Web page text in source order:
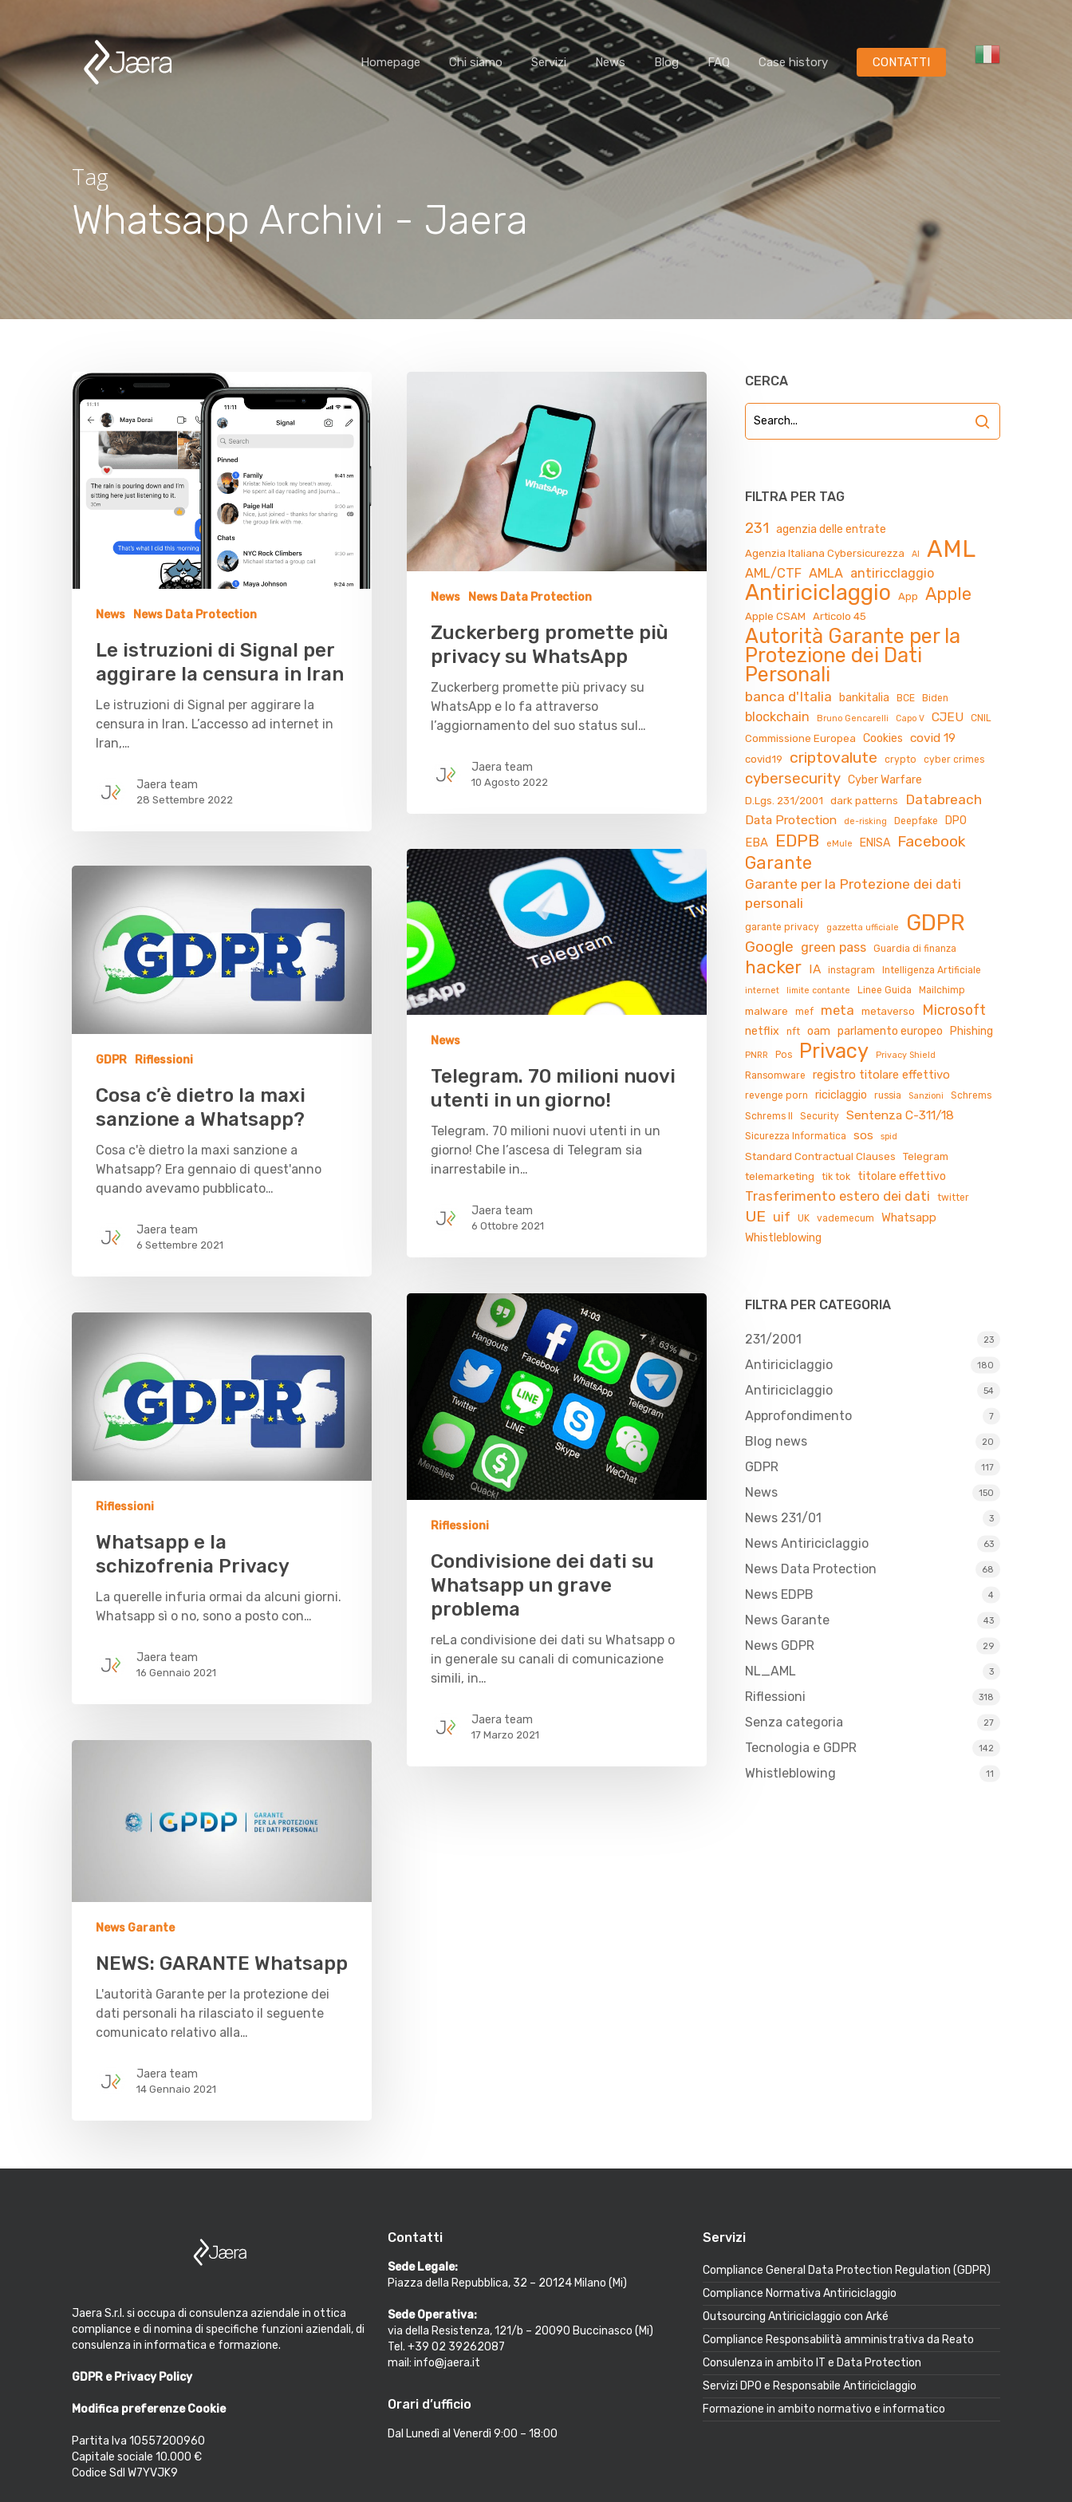
Homepage Chi siamo Servizi News Blog FAQ Case history CONTATTI
Tag
Whatsapp Archivi - Jaera
News News Data Protection
Le istruzioni di Signal per
aggirare la censura in Iran
Le istruzioni di Signal per aggirare la
censura in Iran. L’accesso ad internet in
Iran,…
Jaera team
28 Settembre 2022
News News Data Protection
Zuckerberg promette più
privacy su WhatsApp
Zuckerberg promette più privacy su
WhatsApp e lo fa attraverso
l’aggiornamento del suo status sul…
Jaera team
10 Agosto 2022
News
Telegram. 70 milioni nuovi
utenti in un giorno!
Telegram. 70 milioni nuovi utenti in un
giorno! Che l’ascesa di Telegram sia
inarrestabile in…
Jaera team
6 Ottobre 2021
GDPR Riflessioni
Cosa c’è dietro la maxi
sanzione a Whatsapp?
Cosa c'è dietro la maxi sanzione a
Whatsapp? Era gennaio di quest'anno
quando avevamo pubblicato…
Jaera team
6 Settembre 2021
Riflessioni
Condivisione dei dati su
Whatsapp un grave
problema
reLa condivisione dei dati su Whatsapp o
in generale su canali di comunicazione
simili, in…
Jaera team
17 Marzo 2021
Riflessioni
Whatsapp e la
schizofrenia Privacy
La querelle infuria ormai da alcuni giorni.
Whatsapp sì o no, sono a posto con…
Jaera team
16 Gennaio 2021
News Garante
NEWS: GARANTE Whatsapp
L'autorità Garante per la protezione dei
dati personali ha rilasciato il seguente
comunicato relativo alla…
Jaera team
14 Gennaio 2021
CERCA
FILTRA PER TAG
231 agenzia delle entrate
Agenzia Italiana Cybersicurezza AI AML
AML/CTF AMLA antiricclaggio
Antiriciclaggio App Apple
Apple CSAM Articolo 45
Autorità Garante per la
Protezione dei Dati
Personali
banca d'Italia bankitalia BCE Biden
blockchain Bruno Gencarelli Capo V CJEU CNIL
Commissione Europea Cookies covid 19
covid19 criptovalute crypto cyber crimes
cybersecurity Cyber Warfare
D.Lgs. 231/2001 dark patterns Databreach
Data Protection de-risking Deepfake DPO
EBA EDPB eMule ENISA Facebook
Garante
Garante per la Protezione dei dati
personali
garante privacy gazzetta ufficiale GDPR
Google green pass Guardia di finanza
hacker IA instagram Intelligenza Artificiale
internet limite contante Linee Guida Mailchimp
malware mef meta metaverso Microsoft
netflix nft oam parlamento europeo Phishing
PNRR Pos Privacy Privacy Shield
Ransomware registro titolare effettivo
revenge porn riciclaggio russia Sanzioni
Schrems
Schrems II
Security Sentenza C-311/18
Sicurezza Informatica sos spid
Standard Contractual Clauses
Telegram
telemarketing
tik tok titolare effettivo
Trasferimento estero dei dati twitter
UE uif UK vademecum Whatsapp
Whistleblowing
FILTRA PER CATEGORIA
231/2001 23
Antiriciclaggio 180
Antiriciclaggio 54
Approfondimento 7
Blog news 20
GDPR 117
News 150
News 231/01 3
News Antiriciclaggio 63
News Data Protection 68
News EDPB 4
News Garante 43
News GDPR 29
NL_AML 3
Riflessioni 318
Senza categoria 27
Tecnologia e GDPR 142
Whistleblowing 11
Jaera S.r.l. si occupa di consulenza aziendale in ottica
compliance e di nomina di specifiche funzioni aziendali, di
consulenza in informatica e formazione.
GDPR e Privacy Policy
Modifica preferenze Cookie
Partita Iva 10557200960
Capitale sociale 10.000 €
Codice SdI W7YVJK9
Contatti
Sede Legale:
Piazza della Repubblica, 32 – 20124 Milano (Mi)
Sede Operativa:
via della Resistenza, 121/b – 20090 Buccinasco (Mi)
Tel. +39 02 39262087
mail: info@jaera.it
Orari d’ufficio
Dal Lunedì al Venerdì 9:00 – 18:00
Servizi
Compliance General Data Protection Regulation (GDPR)
Compliance Normativa Antiriciclaggio
Outsourcing Antiriciclaggio con Arké
Compliance Responsabilità amministrativa da Reato
Consulenza in ambito IT e Data Protection
Servizi DPO e Responsabile Antiriciclaggio
Formazione in ambito normativo e informatico